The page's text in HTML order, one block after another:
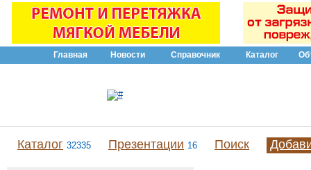
Главная Новости Справочник Каталог
Каталог 32335 Презентации 16 Поиск